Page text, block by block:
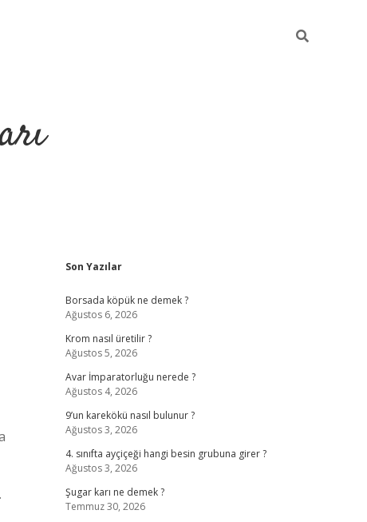
Sidebar
Son Yazılar
Borsada köpük ne demek ?
Ağustos 6, 2026
Krom nasıl üretilir ?
Ağustos 5, 2026
Avar İmparatorluğu nerede ?
Ağustos 4, 2026
9’un karekökü nasıl bulunur ?
Ağustos 3, 2026
4. sınıfta ayçiçeği hangi besin grubuna girer ?
Ağustos 3, 2026
Şugar karı ne demek ?
Temmuz 30, 2026
hiltonbet giriş